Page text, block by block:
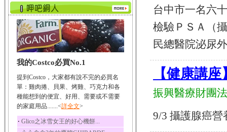
酸、迷迭香酸、植物...
咖啡
咖啡中的咖啡因會刺激
中樞神經系統，特別...
椰子
椰子含有糖類、脂肪、
荔枝
荔枝性質溫和所含的營
養素有醣類、檸檬酸...
五味子
五味子性質溫熱所含營
我的Costco必買No.1
提到Costco，大家都有說不完的必買名
單：雞肉捲、貝果、烤雞、巧克力和各
種能想到的便宜、好用、需要或不需要
的家庭用品.......<詳全文>
‧ Glico之冰雪女王的好心機餅...
台中市一名六
檢驗ＰＳＡ（
民總醫院泌尿
【健康講
振興醫療財團
9/3 攝護腺癌營